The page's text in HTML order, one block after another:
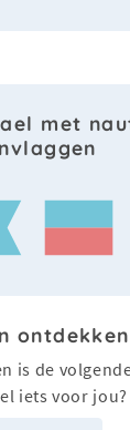
met
ontdekken
is de
iets voor jou?